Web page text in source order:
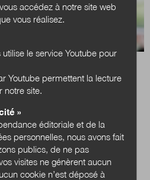
de recrutement dans la
ruée vers l’étranger
la porte aux résidences
accédez à notre site web
vous réalisez.
le service Youtube pour
Youtube permettent la lecture
notre site.
»
éditoriale et de la
personnelles, nous avons fait
publics, de ne pas
visites ne génèrent aucun
cookie n’est déposé à